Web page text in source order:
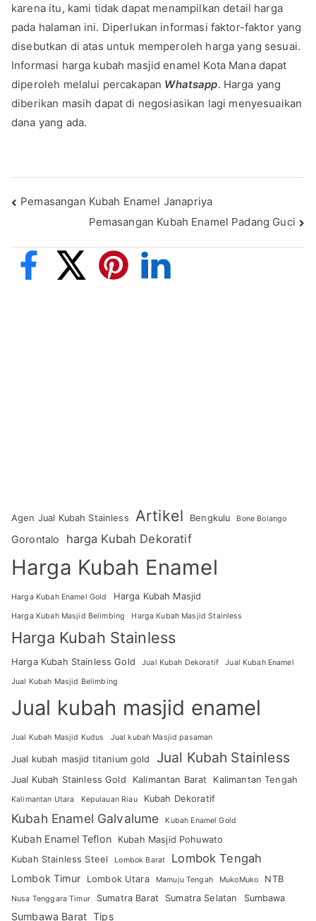
karena itu, kami tidak dapat menampilkan detail harga
pada halaman ini. Diperlukan informasi faktor-faktor yang
disebutkan di atas untuk memperoleh harga yang sesuai.
Informasi harga kubah masjid enamel Kota Mana dapat
diperoleh melalui percakapan Whatsapp. Harga yang
diberikan masih dapat di negosiasikan lagi menyesuaikan
dana yang ada.
Post
navigation
Pemasangan Kubah Enamel Janapriya
Pemasangan Kubah Enamel Padang Guci
Agen Jual Kubah Stainless Artikel Bengkulu Bone Bolango
Gorontalo harga Kubah Dekoratif
Harga Kubah Enamel
Harga Kubah Enamel Gold Harga Kubah Masjid
Harga Kubah Masjid Belimbing Harga Kubah Masjid Stainless
Harga Kubah Stainless
Harga Kubah Stainless Gold Jual Kubah Dekoratif Jual Kubah Enamel
Jual Kubah Masjid Belimbing
Jual kubah masjid enamel
Jual Kubah Masjid Kudus Jual kubah Masjid pasaman
Jual kubah masjid titanium gold Jual Kubah Stainless
Jual Kubah Stainless Gold Kalimantan Barat Kalimantan Tengah
Kalimantan Utara Kepulauan Riau Kubah Dekoratif
Kubah Enamel Galvalume Kubah Enamel Gold
Kubah Enamel Teflon
Kubah Masjid Pohuwato
Kubah Stainless Steel
Lombok Barat Lombok Tengah
Lombok Timur Lombok Utara Mamuju Tengah MukoMuko NTB
Nusa Tenggara Timur Sumatra Barat Sumatra Selatan Sumbawa
Sumbawa Barat Tips